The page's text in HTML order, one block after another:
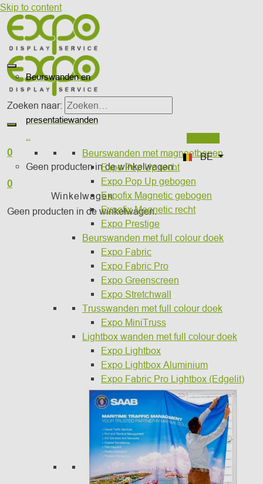
Skip to content
Zoeken naar:
0
Geen producten in de winkelwagen.
BE
0
Winkelwagen
Geen producten in de winkelwagen.
Beurswanden en
presentatiewanden
Beurswanden met magneetbanen
Expo Pop Up recht
Expo Pop Up gebogen
Expofix Magnetic gebogen
Expofix Magnetic recht
Expo Prestige
Beurswanden met full colour doek
Expo Fabric
Expo Fabric Pro
Expo Greenscreen
Expo Stretchwall
Trusswanden met full colour doek
Expo MiniTruss
Lightbox wanden met full colour doek
Expo Lightbox
Expo Lightbox Aluminium
Expo Fabric Pro Lightbox (Edgelit)